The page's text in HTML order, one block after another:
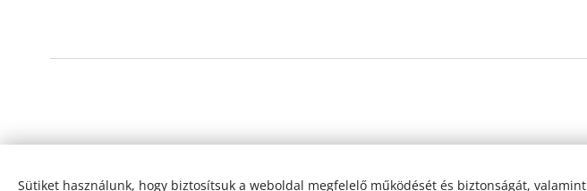
Sütiket használunk, hogy biztosítsuk a weboldal megfelelő működését és biztonságát, valamint